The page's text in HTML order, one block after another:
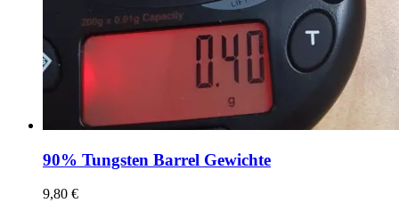
90% Tungsten Barrel Gewichte
9,80 €